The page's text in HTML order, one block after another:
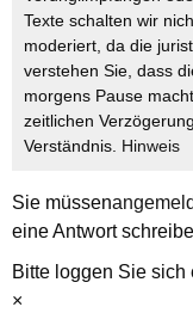
Texte schalten wir
moderiert, da die
verstehen Sie, dass
morgens Pause
zeitlichen
Verständnis. Hinweis
Sie müssen
eine Antwort
Bitte loggen Sie sich
×